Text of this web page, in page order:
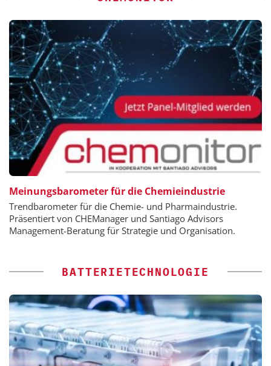
Meinungsbarometer für die Chemieindustrie
Trendbarometer für die Chemie- und Pharmaindustrie.
Präsentiert von CHEManager und Santiago Advisors
Management-Beratung für Strategie und Organisation.
BATTERIETECHNOLOGIE